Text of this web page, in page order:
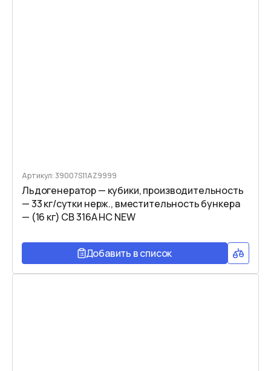
Артикул: 39007S11AZ9999
Льдогенератор — кубики, производительность
— 33 кг/сутки нерж., вместительность бункера
— (16 кг) CB 316A HC NEW
Добавить в список